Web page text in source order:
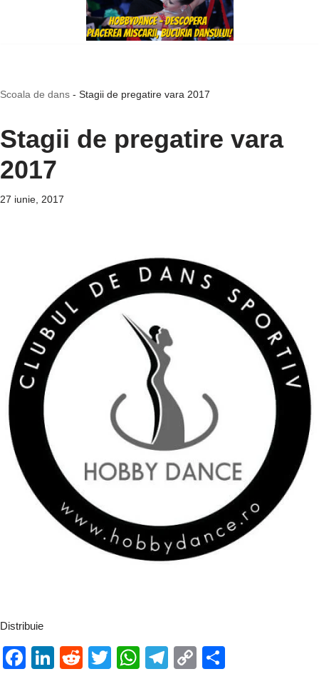
Scoala de dans - Stagii de pregatire vara 2017
Stagii de pregatire vara
2017
27 iunie, 2017
Distribuie
F
Li
R
T
W
T
C